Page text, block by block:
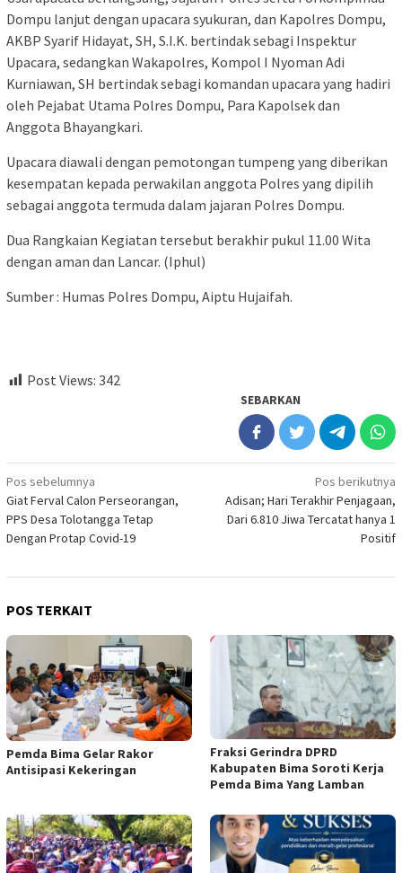
Dompu lanjut dengan upacara syukuran, dan Kapolres Dompu,
AKBP Syarif Hidayat, SH, S.I.K. bertindak sebagi Inspektur
Upacara, sedangkan Wakapolres, Kompol I Nyoman Adi
Kurniawan, SH bertindak sebagi komandan upacara yang hadiri
oleh Pejabat Utama Polres Dompu, Para Kapolsek dan
Anggota Bhayangkari.
Upacara diawali dengan pemotongan tumpeng yang diberikan
kesempatan kepada perwakilan anggota Polres yang dipilih
sebagai anggota termuda dalam jajaran Polres Dompu.
Dua Rangkaian Kegiatan tersebut berakhir pukul 11.00 Wita
dengan aman dan Lancar. (Iphul)
Sumber : Humas Polres Dompu, Aiptu Hujaifah.
Post Views: 342
SEBARKAN
Navigasi
pos
Pos sebelumnya
Giat Ferval Calon Perseorangan,
PPS Desa Tolotangga Tetap
Dengan Protap Covid-19
Pos berikutnya
Adisan; Hari Terakhir Penjagaan,
Dari 6.810 Jiwa Tercatat hanya 1
Positif
POS TERKAIT
Pemda Bima Gelar Rakor
Antisipasi Kekeringan
Fraksi Gerindra DPRD
Kabupaten Bima Soroti Kerja
Pemda Bima Yang Lamban